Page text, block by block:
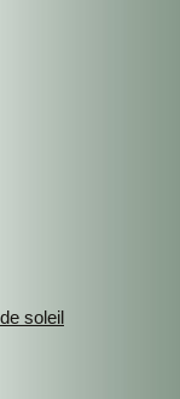
soleil